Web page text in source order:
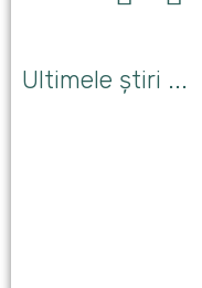
Ultimele știri ...